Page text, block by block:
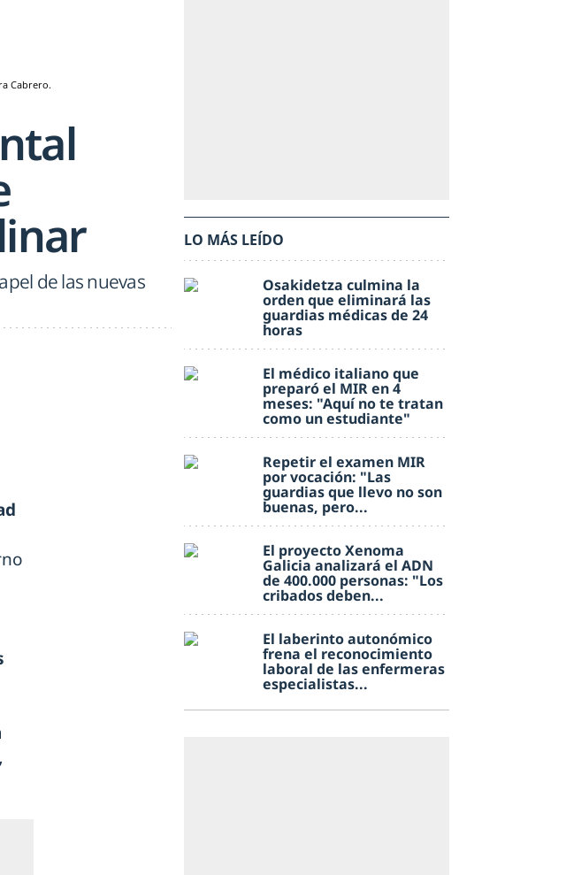
Cabrero.
de las nuevas
LO MÁS LEÍDO
Osakidetza culmina la
orden que eliminará las
guardias médicas de 24
horas
El médico italiano que
preparó el MIR en 4
meses: "Aquí no te tratan
como un estudiante"
Repetir el examen MIR
por vocación: "Las
guardias que llevo no son
buenas, pero...
El proyecto Xenoma
Galicia analizará el ADN
de 400.000 personas: "Los
cribados deben...
El laberinto autonómico
frena el reconocimiento
laboral de las enfermeras
especialistas...